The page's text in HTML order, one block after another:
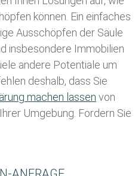
können. Ein einfaches
Ausschöpfen der Säule
insbesondere Immobilien
andere Potentiale um
deshalb, dass Sie
machen lassen von
Umgebung. Fordern Sie